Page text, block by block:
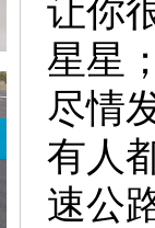
让你
星星
尽情
有人
速公